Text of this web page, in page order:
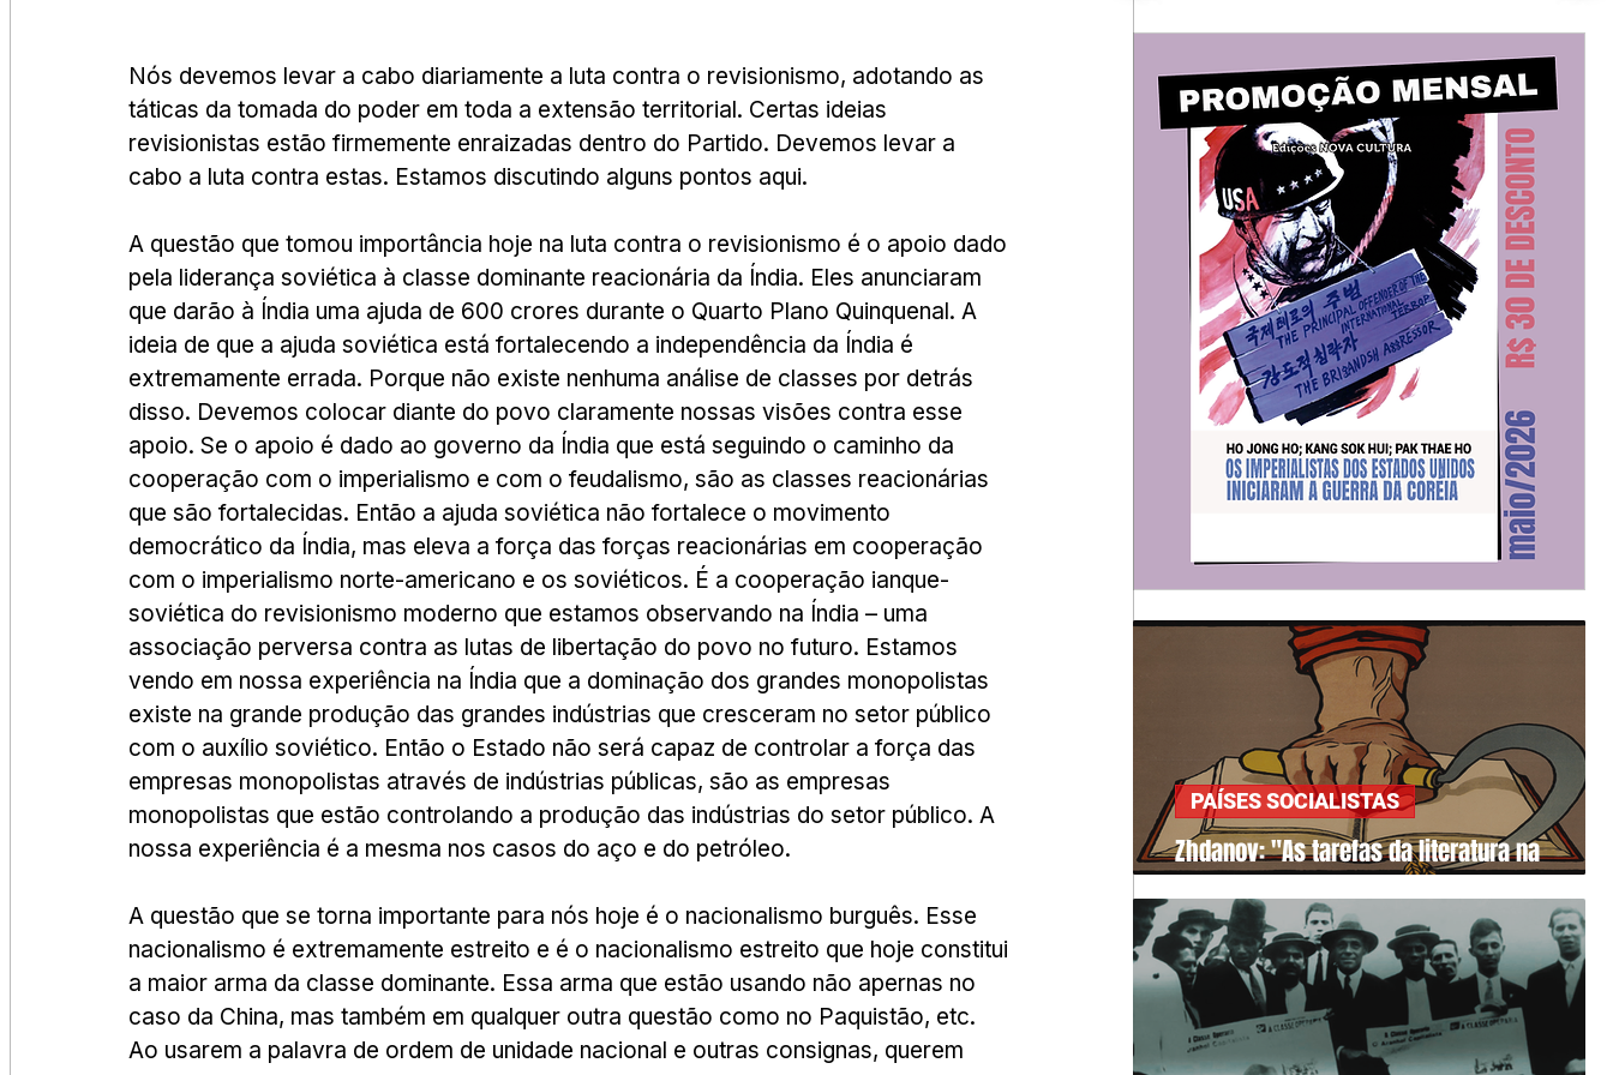
Nós devemos levar a cabo diariamente a luta contra o revisionismo, adotando as
táticas da tomada do poder em toda a extensão territorial. Certas ideias
revisionistas estão firmemente enraizadas dentro do Partido. Devemos levar a
cabo a luta contra estas. Estamos discutindo alguns pontos aqui.
A questão que tomou importância hoje na luta contra o revisionismo é o apoio dado
pela liderança soviética à classe dominante reacionária da Índia. Eles anunciaram
que darão à Índia uma ajuda de 600 crores durante o Quarto Plano Quinquenal. A
ideia de que a ajuda soviética está fortalecendo a independência da Índia é
extremamente errada. Porque não existe nenhuma análise de classes por detrás
disso. Devemos colocar diante do povo claramente nossas visões contra esse
apoio. Se o apoio é dado ao governo da Índia que está seguindo o caminho da
cooperação com o imperialismo e com o feudalismo, são as classes reacionárias
que são fortalecidas. Então a ajuda soviética não fortalece o movimento
democrático da Índia, mas eleva a força das forças reacionárias em cooperação
com o imperialismo norte-americano e os soviéticos. É a cooperação ianque-
soviética do revisionismo moderno que estamos observando na Índia – uma
associação perversa contra as lutas de libertação do povo no futuro. Estamos
vendo em nossa experiência na Índia que a dominação dos grandes monopolistas
existe na grande produção das grandes indústrias que cresceram no setor público
com o auxílio soviético. Então o Estado não será capaz de controlar a força das
empresas monopolistas através de indústrias públicas, são as empresas
monopolistas que estão controlando a produção das indústrias do setor público. A
nossa experiência é a mesma nos casos do aço e do petróleo.
A questão que se torna importante para nós hoje é o nacionalismo burguês. Esse
nacionalismo é extremamente estreito e é o nacionalismo estreito que hoje constitui
a maior arma da classe dominante. Essa arma que estão usando não apernas no
caso da China, mas também em qualquer outra questão como no Paquistão, etc.
Ao usarem a palavra de ordem de unidade nacional e outras consignas, querem
Zhdanov: "As tarefas da literatura na
PAÍSES SOCIALISTAS